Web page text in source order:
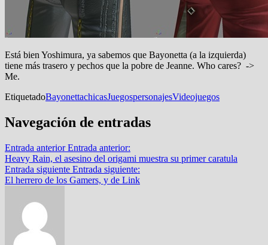
Está bien Yoshimura, ya sabemos que Bayonetta (a la izquierda)
tiene más trasero y pechos que la pobre de Jeanne. Who cares? ->
Me.
EtiquetadoBayonettachicasJuegospersonajesVideojuegos
Navegación de entradas
Entrada anterior Entrada anterior:
Heavy Rain, el asesino del origami muestra su primer caratula
Entrada siguiente Entrada siguiente:
El herrero de los Gamers, y de Link